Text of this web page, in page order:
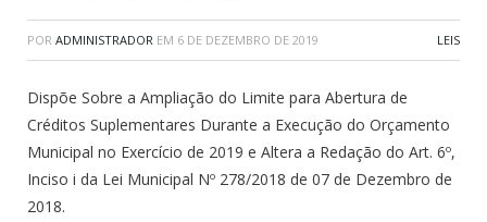
POR ADMINISTRADOR EM 6 DE DEZEMBRO DE 2019 LEIS
Dispõe Sobre a Ampliação do Limite para Abertura de
Créditos Suplementares Durante a Execução do Orçamento
Municipal no Exercício de 2019 e Altera a Redação do Art. 6º,
Inciso i da Lei Municipal Nº 278/2018 de 07 de Dezembro de
2018.